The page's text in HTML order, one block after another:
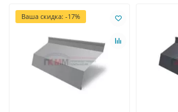
Ваша скидка: -17%